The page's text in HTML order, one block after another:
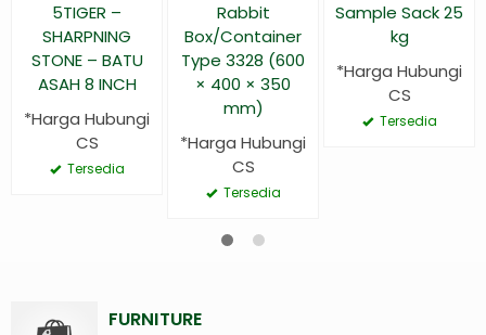
5TIGER –
SHARPNING
STONE – BATU
ASAH 8 INCH
*Harga Hubungi
CS
Tersedia
Rabbit
Box/Container
Type 3328 (600
× 400 × 350
mm)
*Harga Hubungi
CS
Tersedia
Sample Sack 25
kg
*Harga Hubungi
CS
Tersedia
FURNITURE